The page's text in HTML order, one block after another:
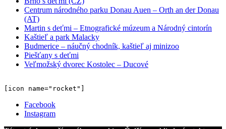
Centrum národného parku Donau Auen – Orth an der Donau
(AT)
Martin s deťmi – Etnografické múzeum a Národný cintorín
Kaštieľ a park Malacky
Budmerice – náučný chodník, kaštieľ aj minizoo
Piešťany s deťmi
Veľmožský dvorec Kostolec – Ducové
[icon name="rocket"]
Facebook
Instagram